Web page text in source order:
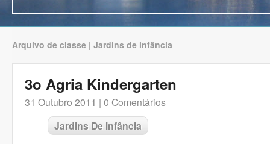
Arquivo de classe | Jardins de infância
3o Agria Kindergarten
31 Outubro 2011 | 0 Comentários
Jardins De Infância